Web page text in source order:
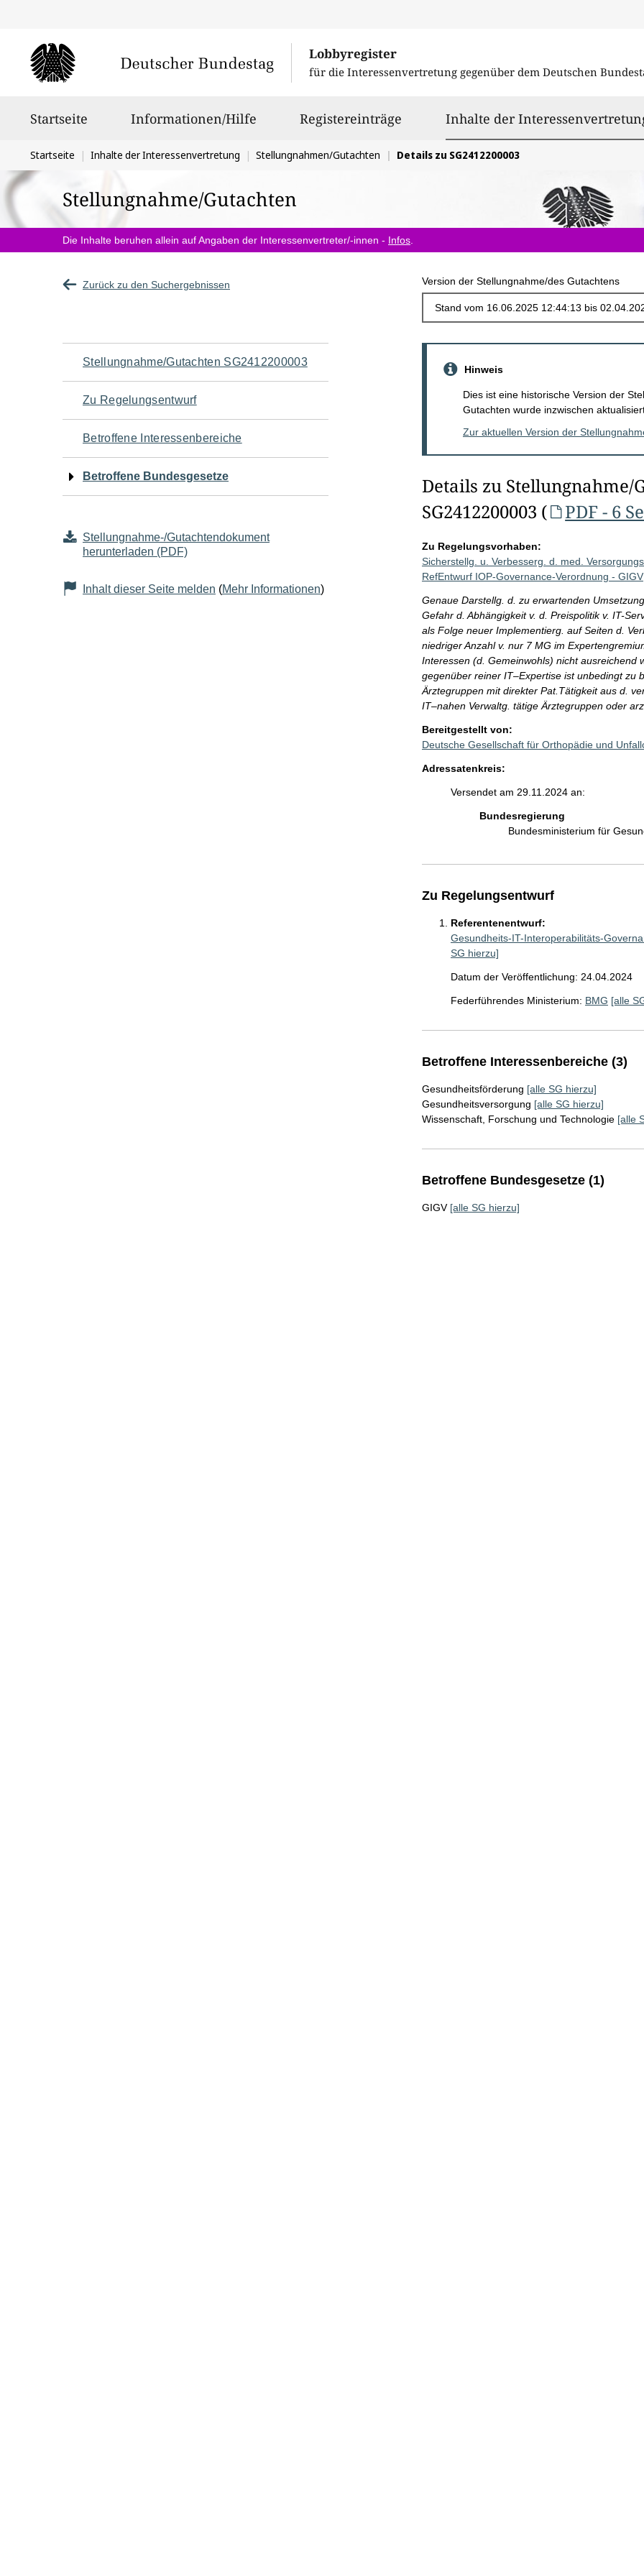
Lobbyregister
für die Interessenvertretung gegenüber dem Deutschen
Startseite Informationen/Hilfe Registereinträge Inhalte der
Sie
befinden
sich
hier:
Startseite Inhalte der Interessenvertretung Stellungnahmen/Gutachten Details zu SG2412200003
Stellungnahme/Gutachten
Die Inhalte beruhen allein auf Angaben der Interessenvertreter/-innen - Infos
Zurück zu den Suchergebnissen Version der Stellungnahme/des Gutachtens
Navigation
für
den
Seiteninhalt
Stellungnahme/Gutachten SG2412200003
Zu Regelungsentwurf
Betroffene Interessenbereiche
Betroffene Bundesgesetze
Stellungnahme-/Gutachtendokument
herunterladen (PDF)
Inhalt dieser Seite melden (Mehr Informationen)
Hinweis
Dies ist eine historische Version der
Gutachten wurde inzwischen
Zur aktuellen Version der
Details zu Stellungnahme/
SG2412200003 (
PDF - 6
Zu Regelungsvorhaben:
Sicherstellg. u. Verbesserg. d. med.
RefEntwurf IOP-Governance-Verordnung - GIGV
Genaue Darstellg. d. zu erwartenden
Gefahr d. Abhängigkeit v. d. Preispolitik v. IT-
als Folge neuer Implementierg. auf Seiten d.
niedriger Anzahl v. nur 7 MG im
Interessen (d. Gemeinwohls) nicht ausreichend
gegenüber reiner IT–Expertise ist unbedingt zu
Ärztegruppen mit direkter Pat.Tätigkeit aus d.
IT–nahen Verwaltg. tätige Ärztegruppen oder
Bereitgestellt von:
Deutsche Gesellschaft für Orthopädie und
Adressatenkreis:
Versendet am 29.11.2024 an:
Bundesregierung
Bundesministerium für
Zu Regelungsentwurf
Referentenentwurf:
Gesundheits-IT-Interoperabilitäts-
SG hierzu]
Datum der Veröffentlichung: 24.04.2024
Federführendes Ministerium: BMG [alle
Betroffene Interessenbereiche (3)
Gesundheitsförderung [alle SG hierzu]
Gesundheitsversorgung [alle SG hierzu]
Wissenschaft, Forschung und Technologie [alle
Betroffene Bundesgesetze (1)
GIGV [alle SG hierzu]